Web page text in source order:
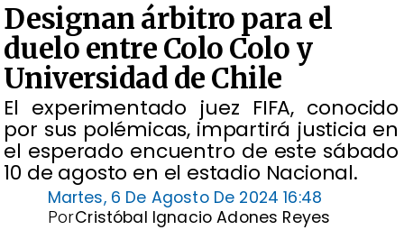
Designan árbitro para el
duelo entre Colo Colo y
Universidad de Chile
​El experimentado juez FIFA, conocido
por sus polémicas, impartirá justicia en
el esperado encuentro de este sábado
10 de agosto en el estadio Nacional.
Martes, 6 De Agosto De 2024 16:48
Cristóbal Ignacio Adones Reyes
Por